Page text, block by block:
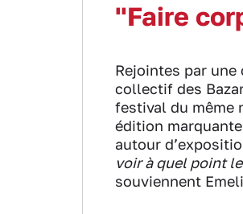
"Faire
Rejointes par
collectif des
festival du même
édition
autour
voir à quel point
souviennent